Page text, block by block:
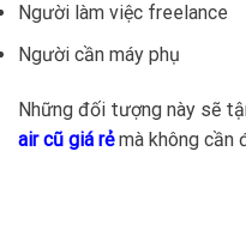
Người làm việc freelance
Người cần máy phụ
Những đối tượng này sẽ
air cũ giá rẻmà không cần